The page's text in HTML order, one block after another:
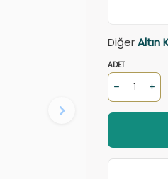
DiğerAltın
ADET